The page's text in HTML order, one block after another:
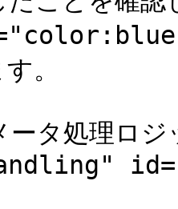
。
ータ処理ロ